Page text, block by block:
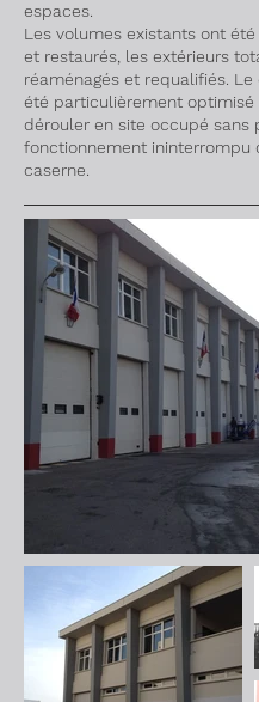
espaces.
Les volumes existants ont
et restaurés, les extérieurs
réaménagés et requalifiés. Le
été particulièrement optimisé
dérouler en site occupé sans
fonctionnement ininterrompu
caserne.